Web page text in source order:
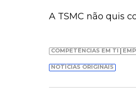
A TSMC não quis
COMPETÊNCIAS EM TI
NOTÍCIAS ORIGINAIS